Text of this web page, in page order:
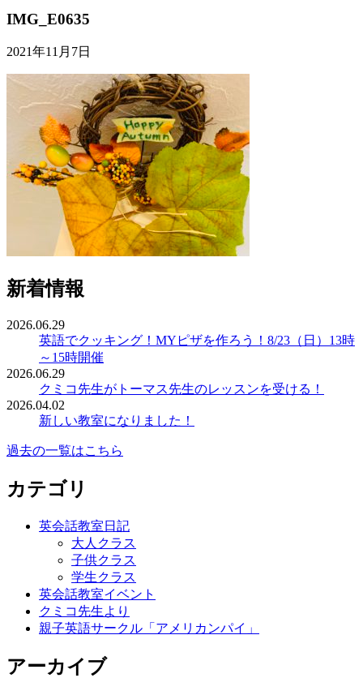
IMG_E0635
2021年11月7日
新着情報
2026.06.29
英語でクッキング！MYピザを作ろう！8/23（日）13時
～15時開催
2026.06.29
クミコ先生がトーマス先生のレッスンを受ける！
2026.04.02
新しい教室になりました！
過去の一覧はこちら
カテゴリ
英会話教室日記
大人クラス
子供クラス
学生クラス
英会話教室イベント
クミコ先生より
親子英語サークル「アメリカンパイ」
アーカイブ